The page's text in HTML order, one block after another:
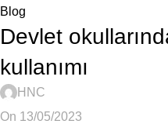
Blog
Devlet
kullanımı
HNC
On 13/05/2023